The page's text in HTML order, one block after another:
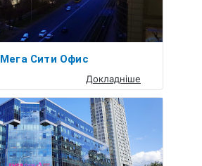
Мега Сити Офис
Докладніше